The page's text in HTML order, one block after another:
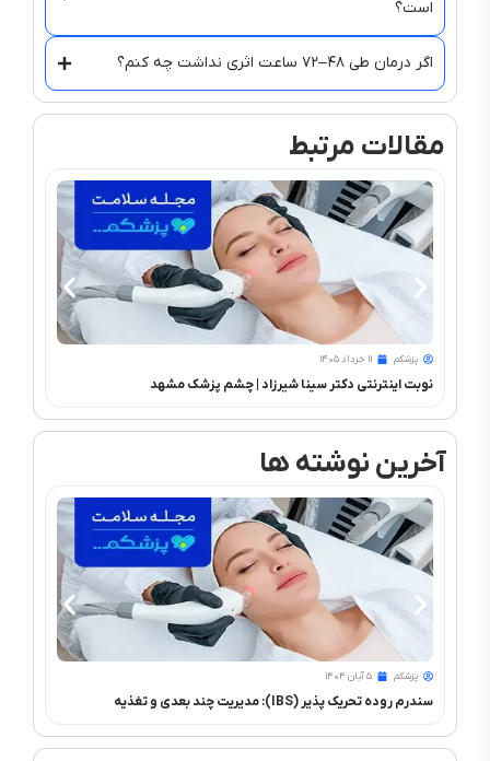
است؟
اگر درمان طی ۴۸–۷۲ ساعت اثری نداشت چه کنم؟
مقالات مرتبط
پزشکم ۱۱ خرداد ۱۴۰۵
نوبت اینترنتی دکتر سینا شیرزاد | چشم‌ پزشک مشهد
آخرین نوشته ها
پزشکم ۵ آبان ۱۴۰۴
سندرم روده تحریک پذیر (IBS): مدیریت چند بعدی و تغذیه